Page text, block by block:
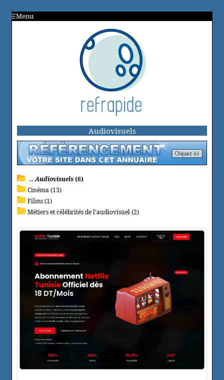
Menu
Audiovisuels
.. Audiovisuels(6)
Cinéma (13)
Films (1)
Métiers et célébrités de l'audiovisuel (2)